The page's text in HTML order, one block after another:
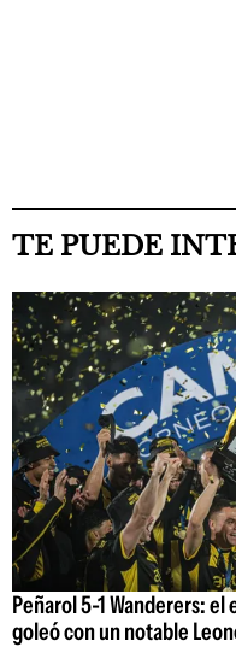
TE PUEDE
Peñarol 5-1 Wanderers:
goleó con un notable